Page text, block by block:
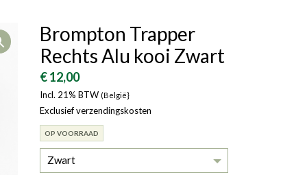
Slovenië Italië
Denemarken
Bulgarije
Open
Brompton Trapper
Rechts Alu kooi Zwart
€ 12,00
Incl. 21% BTW (België}
Exclusief verzendingskosten
OP VOORRAAD
Zwart